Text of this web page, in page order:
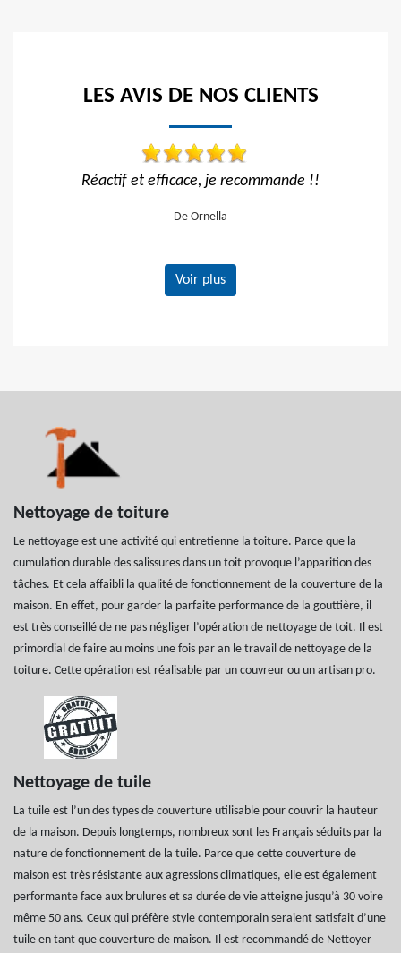
LES AVIS DE NOS CLIENTS
Travail impeccable Tarif correct Je recommande
Voir plus
Nettoyage de toiture
Le nettoyage est une activité qui entretienne la toiture. Parce que la
cumulation durable des salissures dans un toit provoque l’apparition des
tâches. Et cela affaibli la qualité de fonctionnement de la couverture de la
maison. En effet, pour garder la parfaite performance de la gouttière, il
est très conseillé de ne pas négliger l’opération de nettoyage de toit. Il est
primordial de faire au moins une fois par an le travail de nettoyage de la
toiture. Cette opération est réalisable par un couvreur ou un artisan pro.
Nettoyage de tuile
La tuile est l’un des types de couverture utilisable pour couvrir la hauteur
de la maison. Depuis longtemps, nombreux sont les Français séduits par la
nature de fonctionnement de la tuile. Parce que cette couverture de
maison est très résistante aux agressions climatiques, elle est également
performante face aux brulures et sa durée de vie atteigne jusqu’à 30 voire
même 50 ans. Ceux qui préfère style contemporain seraient satisfait d’une
tuile en tant que couverture de maison. Il est recommandé de Nettoyer